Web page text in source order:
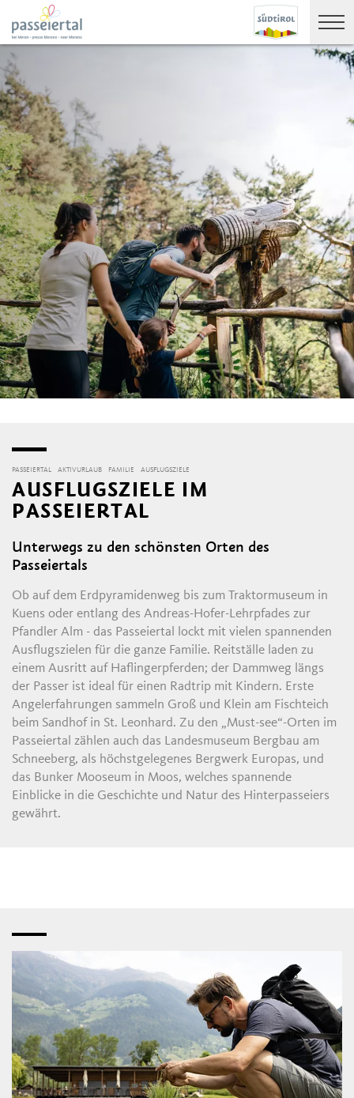
PASSEIERTAL AKTIVURLAUB FAMILIE AUSFLUGSZIELE
AUSFLUGSZIELE IM
PASSEIERTAL
Unterwegs zu den schönsten Orten des
Passeiertals
Ob auf dem Erdpyramidenweg bis zum Traktormuseum in
Kuens oder entlang des Andreas-Hofer-Lehrpfades zur
Pfandler Alm - das Passeiertal lockt mit vielen spannenden
Ausflugszielen für die ganze Familie. Reitställe laden zu
einem Ausritt auf Haflingerpferden; der Dammweg längs
der Passer ist ideal für einen Radtrip mit Kindern. Erste
Angelerfahrungen sammeln Groß und Klein am Fischteich
beim Sandhof in St. Leonhard. Zu den „Must-see“-Orten im
Passeiertal zählen auch das Landesmuseum Bergbau am
Schneeberg, als höchstgelegenes Bergwerk Europas, und
das Bunker Mooseum in Moos, welches spannende
Einblicke in die Geschichte und Natur des Hinterpasseiers
gewährt.